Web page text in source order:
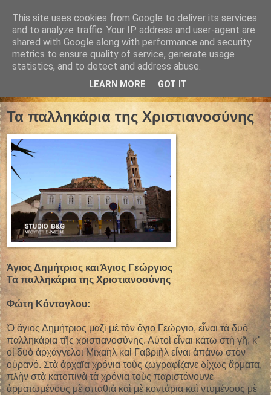
28 Οκτωβρίου 2022
Τα παλληκάρια της Χριστιανοσύνης
Άγιος Δημήτριος και Άγιος Γεώργιος
Τα παλληκάρια της Χριστιανοσύνης
Φώτη Κόντογλου:
Ὁ ἅγιος Δημήτριος μαζὶ μὲ τὸν ἅγιο Γεώργιο, εἶναι τὰ δυὸ
παλληκάρια τῆς χριστιανοσύνης. Αὐτοὶ εἶναι κάτω στὴ γῆ, κ᾿
οἱ δυὸ ἀρχάγγελοι Μιχαὴλ καὶ Γαβριὴλ εἶναι ἀπάνω στὸν
οὐρανό. Στὰ ἀρχαῖα χρόνια τοὺς ζωγραφίζανε δίχως ἄρματα,
πλὴν στὰ κατοπινὰ τὰ χρόνια τοὺς παριστάνουνε
ἀρματωμένους μὲ σπαθιὰ καὶ μὲ κοντάρια καὶ ντυμένους μὲ
This site uses cookies from Google to deliver its services
and to analyze traffic. Your IP address and user-agent are
shared with Google along with performance and security
metrics to ensure quality of service, generate usage
statistics, and to detect and address abuse.
LEARN MORE GOT IT